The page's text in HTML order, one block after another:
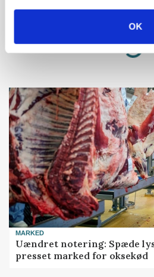
OK
Annonce
Loading...
MARKED
Uændret notering: Spæde
presset marked for oksekød